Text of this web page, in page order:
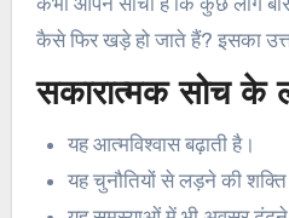
कैसे फिर खड़े हो जाते हैं? इसका
सकारात्मक सोच के
यह आत्मविश्वास बढ़ाती है।
यह चुनौतियों से लड़ने की शक्ति